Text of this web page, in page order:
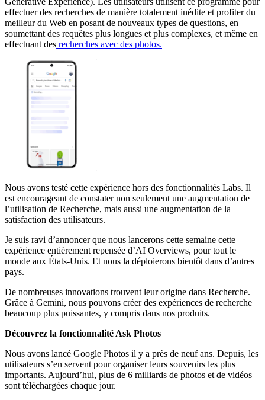
effectuer des recherches de manière totalement inédite et profiter du
meilleur du Web en posant de nouveaux types de questions, en
soumettant des requêtes plus longues et plus complexes, et même en
effectuant des recherches avec des photos.
Nous avons testé cette expérience hors des fonctionnalités Labs. Il
est encourageant de constater non seulement une augmentation de
l’utilisation de Recherche, mais aussi une augmentation de la
satisfaction des utilisateurs.
Je suis ravi d’annoncer que nous lancerons cette semaine cette
expérience entièrement repensée d’AI Overviews, pour tout le
monde aux États-Unis. Et nous la déploierons bientôt dans d’autres
pays.
De nombreuses innovations trouvent leur origine dans Recherche.
Grâce à Gemini, nous pouvons créer des expériences de recherche
beaucoup plus puissantes, y compris dans nos produits.
Découvrez la fonctionnalité Ask Photos
Nous avons lancé Google Photos il y a près de neuf ans. Depuis, les
utilisateurs s’en servent pour organiser leurs souvenirs les plus
importants. Aujourd’hui, plus de 6 milliards de photos et de vidéos
sont téléchargées chaque jour.